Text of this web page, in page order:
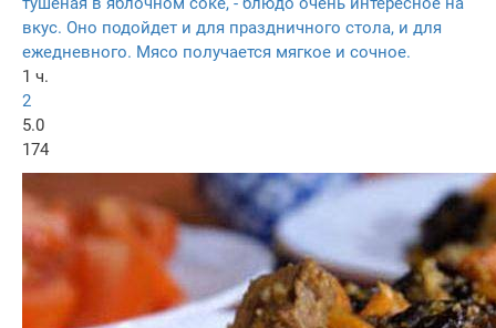
вкус. Оно подойдет и для праздничного стола, и для
ежедневного. Мясо получается мягкое и сочное.
1 ч.
2
5.0
174